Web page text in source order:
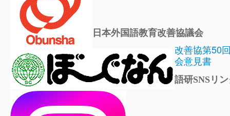
日本外国語教育改善協議会
改善協第50
会意見書
語研SNSリ